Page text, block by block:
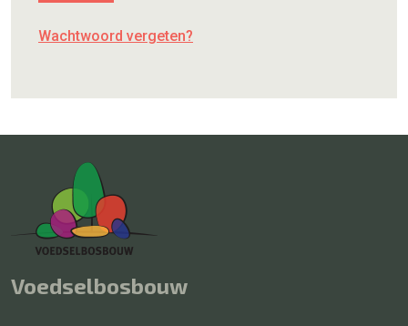
Wachtwoord vergeten?
Voedselbosbouw